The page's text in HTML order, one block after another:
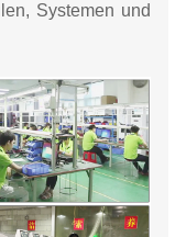
Systemen und